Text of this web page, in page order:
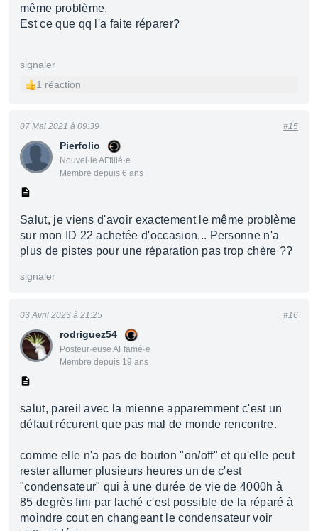
même problème.
Est ce que qq l'a faite réparer?
signaler
1 réaction
Pierfolio
Nouvel·le AFfilié·e
Membre depuis 6 ans
07 Mai 2021 à 09:39 #15
Salut, je viens d'avoir exactement le même problème
sur mon ID 22 achetée d'occasion... Personne n'a
plus de pistes pour une réparation pas trop chère ??
signaler
rodriguez54
Posteur·euse AFfamé·e
Membre depuis 19 ans
03 Avril 2023 à 21:25 #16
salut, pareil avec la mienne apparemment c'est un
défaut récurent que pas mal de monde rencontre.
comme elle n'a pas de bouton "on/off" et qu'elle peut
rester allumer plusieurs heures un de c'est
"condensateur" qui à une durée de vie de 4000h à
85 degrès fini par laché c'est possible de la réparé à
moindre cout en changeant le condensateur voir